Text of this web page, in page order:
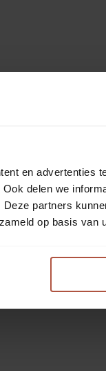
en advertenties
delen we
partners
op basis van